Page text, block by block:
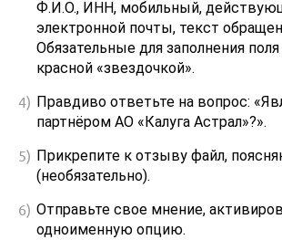
Ф.И.О., ИНН, мобильный,
электронной почты, текст
Обязательные для заполнения
красной «звездочкой».
Правдиво ответьте на вопрос:
партнёром АО «Калуга Астрал»?».
Прикрепите к отзыву файл,
(необязательно).
Отправьте свое мнение,
одноименную опцию.